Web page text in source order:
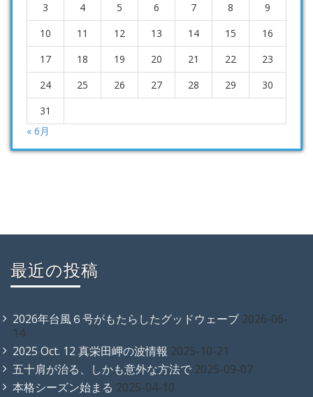
3
4 5 6 7 8
9
10
11 12 13 14 15
16
17
18 19 20 21 22
23
24
25 26 27 28 29
30
31
« 6月
最近の投稿
2026年台風６号がもたらしたグッドウェーブ 2026-06-
14
2025 Oct. 12 真栄田岬の波情報 2025-10-21
五十肩が治る、しかも意外な方法で 2025-09-07
本格シーズン始まる 2025-04-10